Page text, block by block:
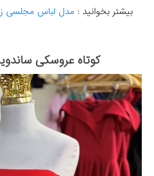
بیشتر بخوانید : مدل لباس مجلسی
کوتاه عروسکی